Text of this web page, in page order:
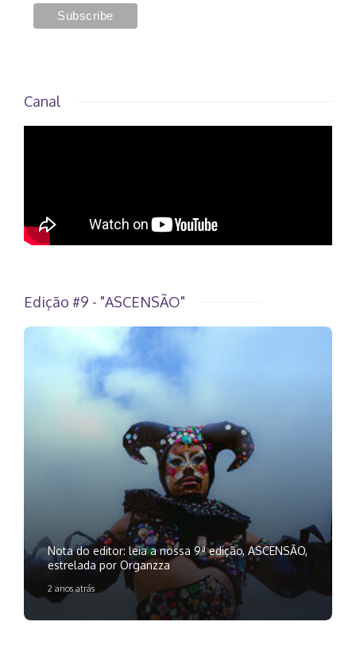
Canal
Edição #9 - "ASCENSÃO"
Nota do editor: leia a nossa 9ª edição, ASCENSÃO,
estrelada por Organzza
2 anos atrás